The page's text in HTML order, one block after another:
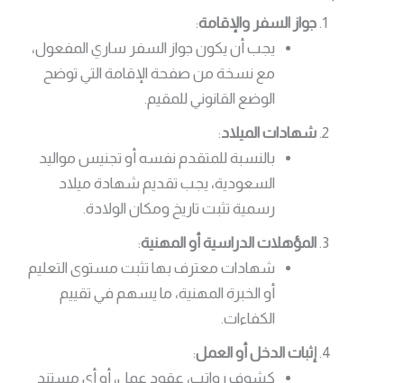
جواز السفر والإقامة:
يجب أن يكون جواز السفر ساري المفعول،
مع نسخة من صفحة الإقامة التي توضح
الوضع القانوني للمقيم.
شهادات الميلاد:
بالنسبة للمتقدم نفسه أو تجنيس مواليد
السعودية، يجب تقديم شهادة ميلاد
رسمية تثبت تاريخ ومكان الولادة.
المؤهلات الدراسية أو المهنية:
شهادات معترف بها تثبت مستوى التعليم
أو الخبرة المهنية، ما يسهم في تقييم
الكفاءات.
إثبات الدخل أو العمل:
كشوف رواتب، عقود عمل، أو أي مستند